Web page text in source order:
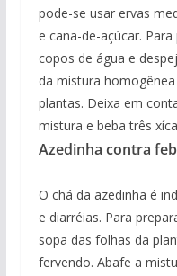
pode-se usar ervas
e cana-de-açúcar.
copos de água e
da mistura
plantas. Deixa em
mistura e beba três
Azedinha contra
O chá da azedinha é
e diarréias. Para
sopa das folhas da
fervendo. Abafe a